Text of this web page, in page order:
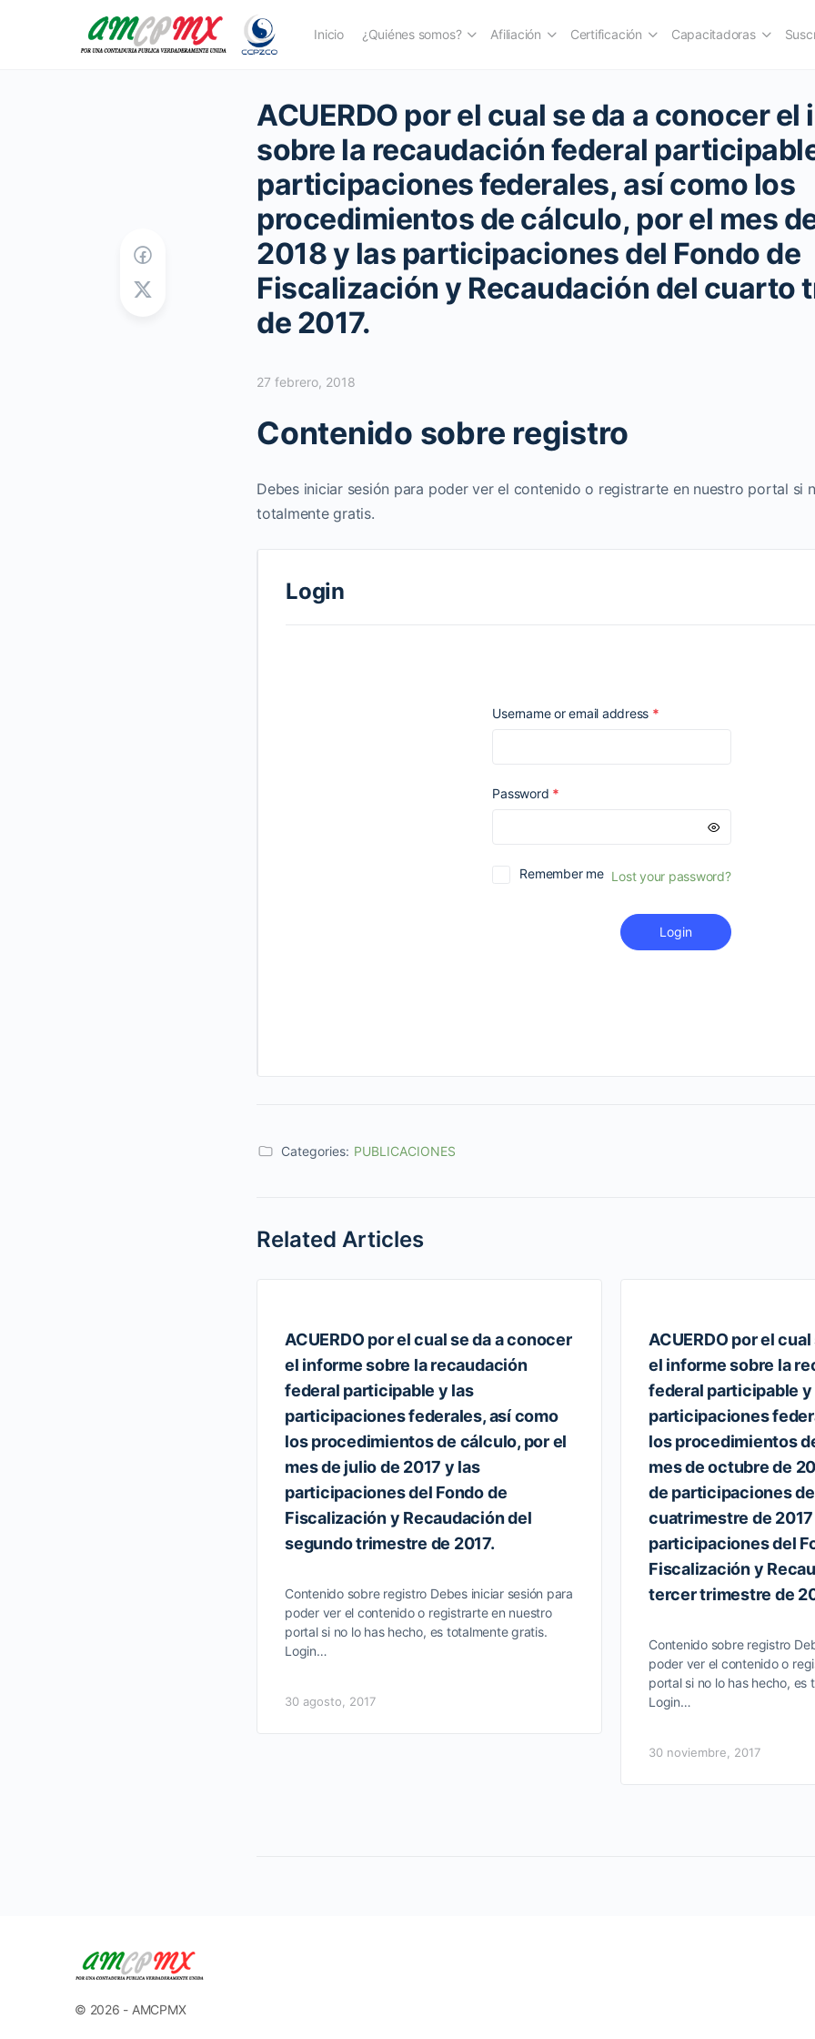
Inicio ¿Quiénes somos? Afiliación Certificación Capacitadoras
ACUERDO por el cual se da a conocer el
sobre la recaudación federal
participaciones federales, así como los
procedimientos de cálculo, por el mes
2018 y las participaciones del Fondo de
Fiscalización y Recaudación del cuarto
de 2017.
27 febrero, 2018
Contenido sobre registro
Debes iniciar sesión para poder ver el contenido o registrarte en nuestro portal si
totalmente gratis.
Login
Username or email address *Required
Password *Required
Remember me Lost your password?
Login
Categories: PUBLICACIONES
Related Articles
ACUERDO por el cual se da a conocer
el informe sobre la recaudación
federal participable y las
participaciones federales, así como
los procedimientos de cálculo, por el
mes de julio de 2017 y las
participaciones del Fondo de
Fiscalización y Recaudación del
segundo trimestre de 2017.
Contenido sobre registro Debes iniciar sesión para
poder ver el contenido o registrarte en nuestro
portal si no lo has hecho, es totalmente gratis.
Login…
30 agosto, 2017
ACUERDO por el
el informe sobre la
federal participable y
participaciones
los procedimientos
mes de octubre de
de participaciones
cuatrimestre de
participaciones del
Fiscalización y
tercer trimestre de
Contenido sobre registro
poder ver el contenido o
portal si no lo has hecho, es
Login…
30 noviembre, 2017
© 2026 - AMCPMX